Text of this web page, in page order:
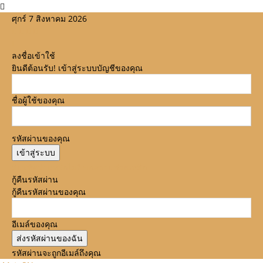
ศุกร์ 7 สิงหาคม 2026
ลงชื่อเข้าใช้
ยินดีต้อนรับ! เข้าสู่ระบบบัญชีของคุณ
ชื่อผู้ใช้ของคุณ
รหัสผ่านของคุณ
กู้คืนรหัสผ่าน
กู้คืนรหัสผ่านของคุณ
อีเมล์ของคุณ
รหัสผ่านจะถูกอีเมล์ถึงคุณ